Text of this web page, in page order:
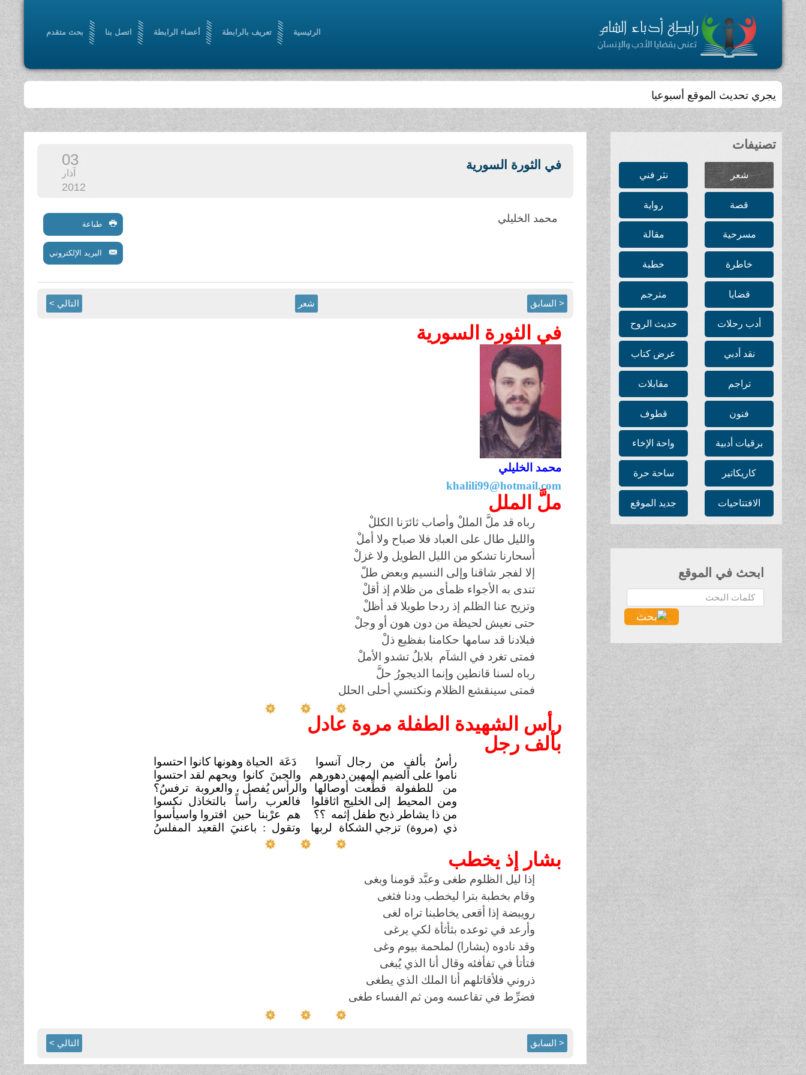
الرئيسية تعريف بالرابطة أعضاء الرابطة اتصل بنا بحث متقدم
يجري تحديث الموقع أسبوعيا
تصنيفات
شعر نثر فني
قصة رواية
مسرحية مقالة
خاطرة خطبة
قضايا مترجم
أدب رحلات حديث الروح
نقد أدبي عرض كتاب
تراجم مقابلات
فنون قطوف
برقيات أدبية واحة الإخاء
كاريكاتير ساحة حرة
الافتتاحيات جديد الموقع
ابحث في الموقع
البحث...
في الثورة السورية 03
آذار
2012
محمد الخليلي طباعة
البريد الإلكتروني
< السابق شعر التالي >
في الثورة السورية
محمد الخليلي
khalili99@hotmail.com
ملَّ الملل
رباه قد ملَّ المللْ وأصاب ثائرَنا الكللْ
والليل طال على العباد فلا صباح ولا أملْ
أسحارنا تشكو من الليل الطويل ولا غزلْ
إلا لفجر شاقنا وإلى النسيم وبعض طلّ
تندى به الأجواء ظمأى من ظلام إذ أقلْ
وتزيح عنا الظلم إذ ردحا طويلا قد أظلْ
حتى نعيش لحيظة من دون هون أو وجلْ
فبلادنا قد سامها حكامنا بفظيع ذلْ
فمتى تغرد في الشآم بلابلٌ تشدو الأملْ
رباه لسنا قانطين وإنما الديجورُ حلَّ
فمتى سينقشع الظلام ونكتسي أحلى الحلل
رأس الشهيدة الطفلة مروة عادل
بألف رجل
رأسٌ بألفٍ من رجال آنسوا
ناموا على الضيم المهين دهورهم
من للطفولة قطِّعت أوصالها
ومن المحيط إلى الخليج اثاقلوا
من ذا يشاطر ذبح طفل إثمه ؟؟
ذي (مروة) تزجي الشكاة
لربها
دَعَة الحياة وهونها كانوا احتسوا
والجبنَ كانوا ويحهم لقد احتسوا
والرأس يُفصل ، والعروبة ترفسُ؟
فالعرب رأساً بالتخاذل نكسوا
هم عرْبنا حين افتروا واسيأسوا
وتقول : باعنيَ القعيد المفلسُ
بشار إذ يخطب
إذا ليل الظلوم طغى وعبَّد قومنا وبغى
وقام بخطبة بترا ليخطب ودنا فثغى
رويبضة إذا أقعى يخاطبنا تراه لغى
وأرعد في توعده بثأثأة لكي يرغى
وقد نادوه (بشارا) لملحمة بيوم وغى
فتأتأ في تفأفئه وقال أنا الذي يُبغى
ذروني فلأقاتلهم أنا الملك الذي يطغى
فضرِّط في تقاعسه ومن ثم الفساء طغى
< السابق التالي >